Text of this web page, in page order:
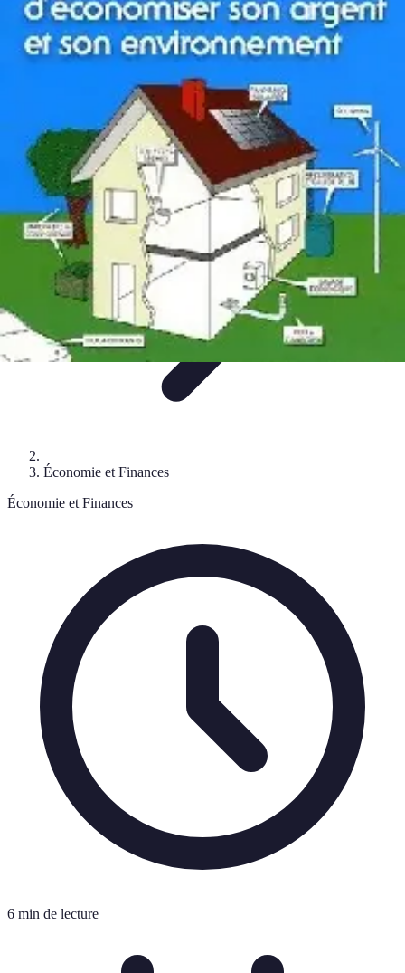
Astuces Pour Tous
ProductivitéOrganisationVie QuotidienneTechnologie Animaux &
Nature
Astuces Pour Tous
Économie et Finances
Économie et Finances
6 min de lecture